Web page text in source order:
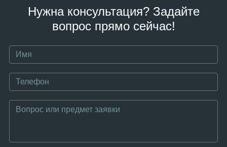
Нужна консультация? Задайте
вопрос прямо сейчас!